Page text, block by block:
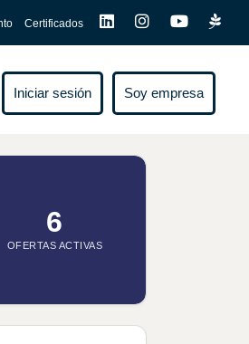
Certificados
Iniciar sesión Soy empresa
6
OFERTAS ACTIVAS